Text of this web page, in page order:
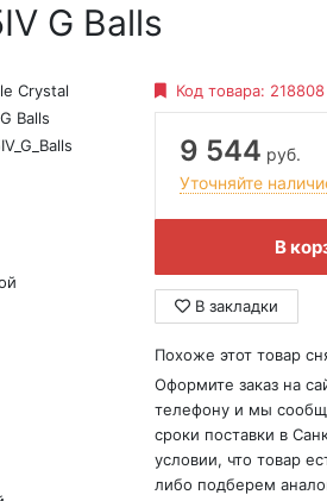
G Balls
Crystal
Balls
Код товара: 218808
9 544 руб.
Уточняйте
В
В закладки
Похоже этот товар
Оформите заказ на
телефону и мы
сроки поставки в
условии, что товар
либо подберем